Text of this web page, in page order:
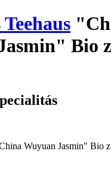
Bio
Wuyuan Jasmin" Bio